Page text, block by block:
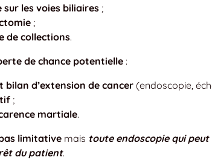
sur les voies biliaires ;
;
de collections.
de chance potentielle :
bilan d’extension de cancer (endoscopie,
;
martiale.
limitative mais toute endoscopie qui
du patient.